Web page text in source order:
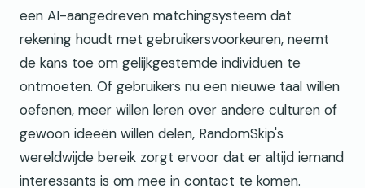
een AI-aangedreven matchingsysteem dat
rekening houdt met gebruikersvoorkeuren, neemt
de kans toe om gelijkgestemde individuen te
ontmoeten. Of gebruikers nu een nieuwe taal willen
oefenen, meer willen leren over andere culturen of
gewoon ideeën willen delen, RandomSkip's
wereldwijde bereik zorgt ervoor dat er altijd iemand
interessants is om mee in contact te komen.